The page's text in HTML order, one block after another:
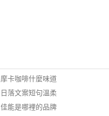
摩卡咖啡什麼味道
日落文案短句溫柔
佳能是哪裡的品牌